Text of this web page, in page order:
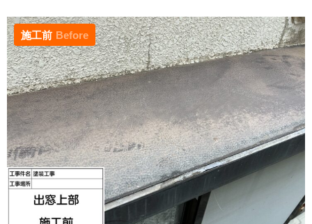
施工前 Before